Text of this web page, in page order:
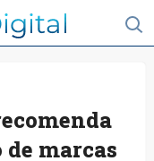
marcas